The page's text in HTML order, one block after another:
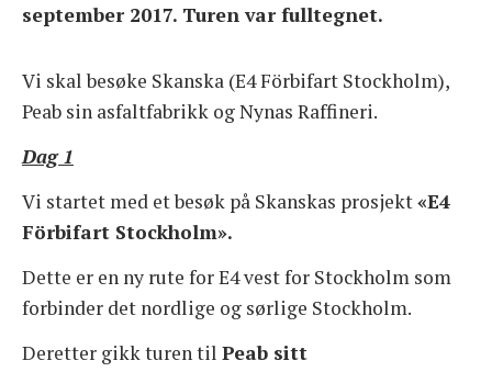
ASFALT – PRAKTISK TALT
BLI MEDLEM
OM FORENINGEN
september 2017. Turen var fulltegnet.
Vi skal besøke Skanska (E4 Förbifart Stockholm),
Peab sin asfaltfabrikk og Nynas Raffineri.
Dag 1
Vi startet med et besøk på Skanskas prosjekt«E4
Förbifart Stockholm».
Dette er en ny rute for E4 vest for Stockholm som
forbinder det nordlige og sørlige Stockholm.
Deretter gikk turen til Peab sitt